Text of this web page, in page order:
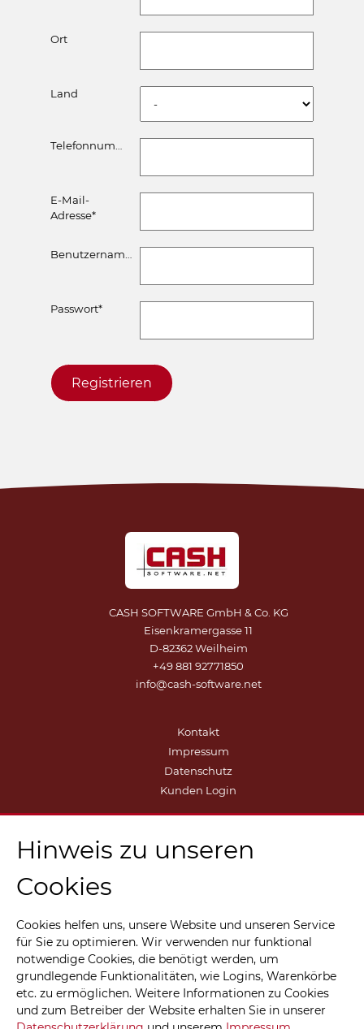
Ort
Land
E-Mail-
Adresse*
Benutzername
Passwort*
Registrieren
CASH SOFTWARE GmbH & Co. KG
Eisenkramergasse 11
D-82362 Weilheim
+49 881 92771850
info@cash-software.net
Kontakt
Impressum
Datenschutz
Kunden Login
Hinweis zu unseren
Cookies
Cookies helfen uns, unsere Website und unseren Service
für Sie zu optimieren. Wir verwenden nur funktional
notwendige Cookies, die benötigt werden, um
grundlegende Funktionalitäten, wie Logins, Warenkörbe
etc. zu ermöglichen. Weitere Informationen zu Cookies
und zum Betreiber der Website erhalten Sie in unserer